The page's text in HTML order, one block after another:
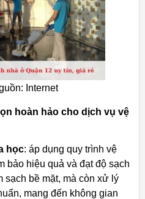
Internet
hoàn hảo cho dịch vụ vệ
học: áp dụng quy trình vệ
bảo hiệu quả và đạt độ sạch
sạch bề mặt, mà còn xử lý
mang đến không gian